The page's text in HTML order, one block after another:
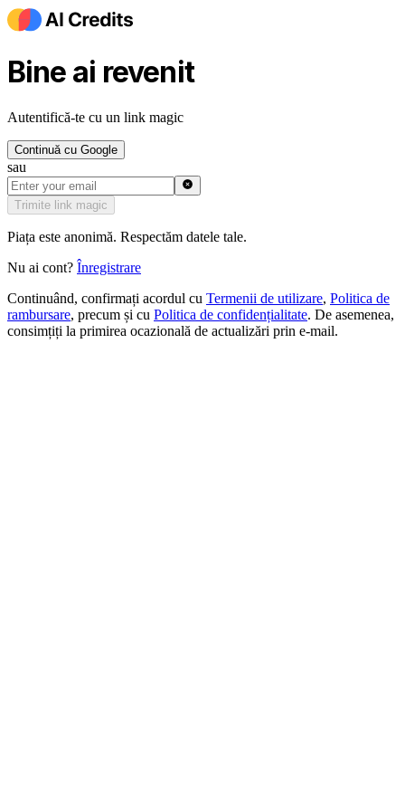
Bine ai revenit
Autentifică-te cu un link magic
Continuă cu Google
sau
Trimite link magic
Piața este anonimă. Respectăm datele tale.
Nu ai cont? Înregistrare
Continuând, confirmați acordul cu Termenii de utilizare, Politica de
rambursare, precum și cu Politica de confidențialitate. De asemenea,
consimțiți la primirea ocazională de actualizări prin e-mail.